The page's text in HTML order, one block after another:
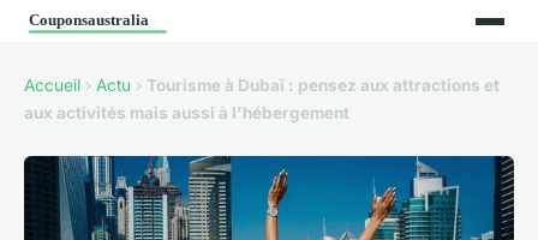
Accueil › Actu › Tourisme à Dubaï : pensez aux attractions et
aux activités mais aussi à l'hébergement